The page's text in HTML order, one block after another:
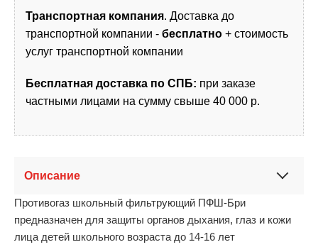
Транспортная компания. Доставка до
транспортной компании - бесплатно + стоимость
услуг транспортной компании
Бесплатная доставка по СПБ: при заказе
частными лицами на сумму свыше 40 000 р.
Описание
Противогаз школьный фильтрующий ПФШ-Бри
предназначен для защиты органов дыхания, глаз и кожи
лица детей школьного возраста до 14-16 лет